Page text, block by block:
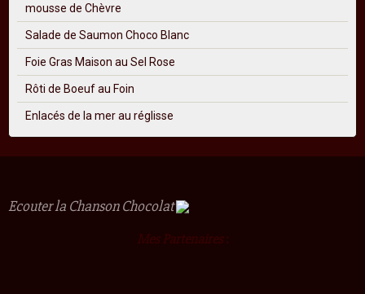
mousse de Chèvre
Salade de Saumon Choco Blanc
Foie Gras Maison au Sel Rose
Rôti de Boeuf au Foin
Enlacés de la mer au réglisse
Ecouter la Chanson Chocolat
Mes Partenaires: